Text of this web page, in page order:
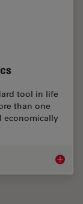
tool in life
than one
economically
Optical